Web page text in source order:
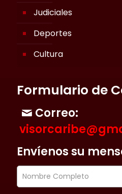
Judiciales
Deportes
Cultura
Formulario de
Correo:
Envíenos su